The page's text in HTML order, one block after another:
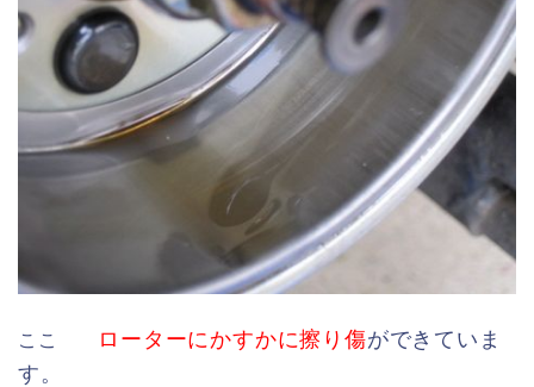
ここ ローターにかすかに擦り傷ができていま
す。